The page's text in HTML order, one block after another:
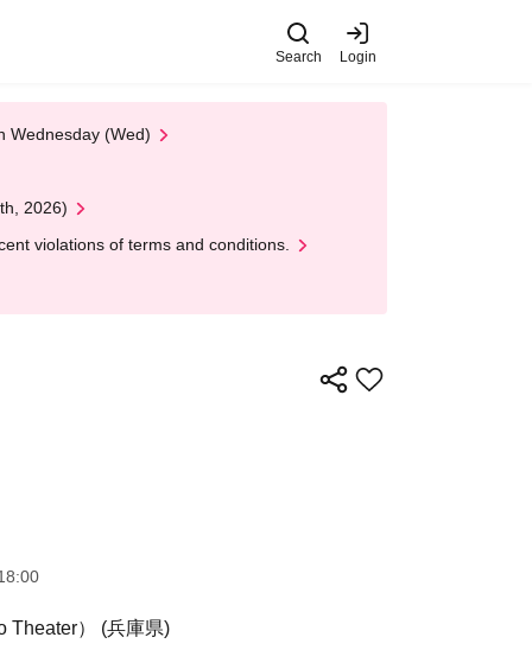
Search Login
Wednesday (Wed)
2026)
violations of terms and conditions.
Theater） (兵庫県)